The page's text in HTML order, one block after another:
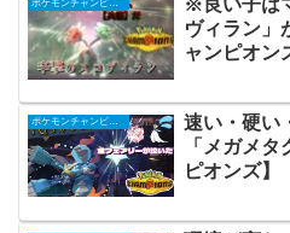
ポケモンチャンピオンズ
※良い子は
ヴィラン」
ャンピオン
ポケモンチャンピオンズ
速い・硬い
「メガメ
ピオンズ】